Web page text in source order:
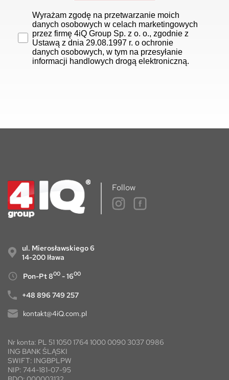
Wyrażam zgodę na przetwarzanie moich
danych osobowych w celach marketingowych
przez firmę 4iQ Group Sp. z o. o., zgodnie z
Ustawą z dnia 29.08.1997 r. o ochronie
danych osobowych, w tym na przesyłanie
informacji handlowych drogą elektroniczną.
Follow
ul. Mierosławskiego 6
14-200 Iława
Pon-Pt 800 - 1600
+48 896 749 257
kontakt@4iQ.com.pl
Nr konta: PL 51 1050 1764 1000 0090 3037 0986
ING BANK ŚLĄSKI
SWIFT: INGBPLPW
NIP: 744-181-07-95